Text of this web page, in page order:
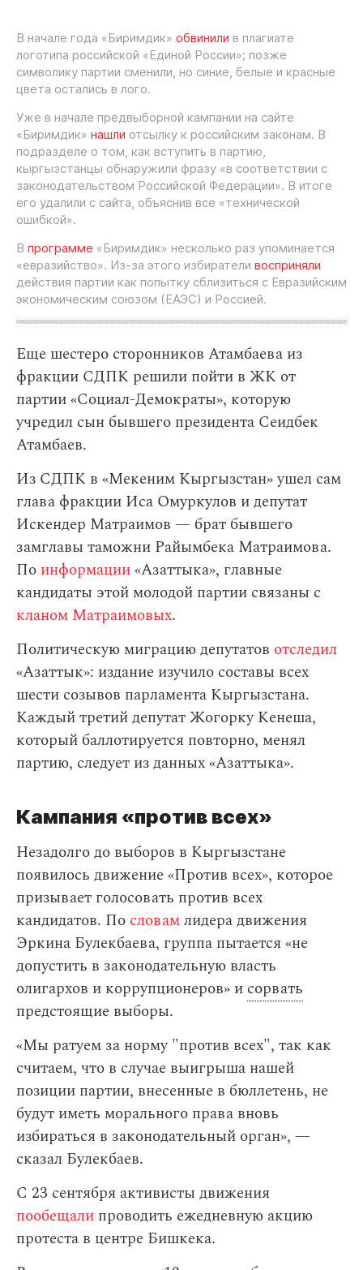
В начале года «Биримдик» обвинили в плагиате
логотипа российской «Единой России»; позже
символику партии сменили, но синие, белые и красные
цвета остались в лого.
Уже в начале предвыборной кампании на сайте
«Биримдик» нашли отсылку к российским законам. В
подразделе о том, как вступить в партию,
кыргызстанцы обнаружили фразу «в соответствии с
законодательством Российской Федерации». В итоге
его удалили с сайта, объяснив все «технической
ошибкой».
В программе «Биримдик» несколько раз упоминается
«евразийство». Из-за этого избиратели восприняли
действия партии как попытку сблизиться с Евразийским
экономическим союзом (ЕАЭС) и Россией.
Еще шестеро сторонников Атамбаева из
фракции СДПК решили пойти в ЖК от
партии «Социал-Демократы», которую
учредил сын бывшего президента Сеидбек
Атамбаев.
Из СДПК в «Мекеним Кыргызстан» ушел сам
глава фракции Иса Омуркулов и депутат
Искендер Матраимов — брат бывшего
замглавы таможни Райымбека Матраимова.
По информации«Азаттыка», главные
кандидаты этой молодой партии связаны с
кланом Матраимовых.
Политическую миграцию депутатов отследил
«Азаттык»: издание изучило составы всех
шести созывов парламента Кыргызстана.
Каждый третий депутат Жогорку Кенеша,
который баллотируется повторно, менял
партию, следует из данных «Азаттыка».
Кампания «против всех»
Незадолго до выборов в Кыргызстане
появилось движение «Против всех», которое
призывает голосовать против всех
кандидатов. По словамлидера движения
Эркина Булекбаева, группа пытается «не
допустить в законодательную власть
олигархов и коррупционеров» и сорвать
предстоящие выборы.
«Мы ратуем за норму "против всех", так как
считаем, что в случае выигрыша нашей
позиции партии, внесенные в бюллетень, не
будут иметь морального права вновь
избираться в законодательный орган», —
сказал Булекбаев.
С 23 сентября активисты движения
пообещали проводить ежедневную акцию
протеста в центре Бишкека.